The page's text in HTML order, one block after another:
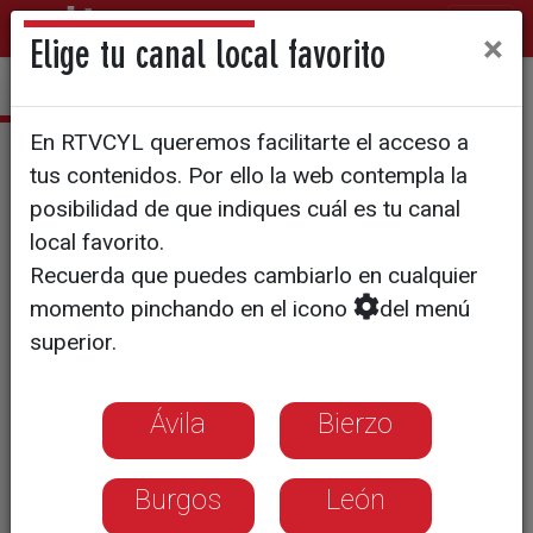
Con la música a todas partes
T26/E22
Elige tu canal local favorito ×
En RTVCYL queremos facilitarte el acceso a
tus contenidos. Por ello la web contempla la
posibilidad de que indiques cuál es tu canal
local favorito.
Recuerda que puedes cambiarlo en cualquier
momento pinchando en el icono
del menú
superior.
Ávila Bierzo
Burgos León